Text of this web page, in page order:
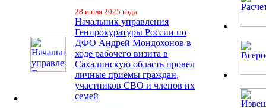
28 июля 2025 года
Начальник управления
Генпрокуратуры России по
ДФО Андрей Мондохонов в
ходе рабочего визита в
Сахалинскую область провел
личные приемы граждан,
участников СВО и членов их
семей